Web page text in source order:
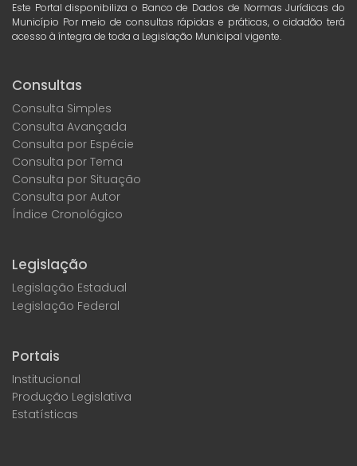
Este Portal disponibiliza o Banco de Dados de Normas Jurídicas do
Município Por meio de consultas rápidas e práticas, o cidadão terá
acesso à íntegra de toda a Legislação Municipal vigente.
Consultas
Consulta Simples
Consulta Avançada
Consulta por Espécie
Consulta por Tema
Consulta por Situação
Consulta por Autor
Índice Cronológico
Legislação
Legislação Estadual
Legislação Federal
Portais
Institucional
Produção Legislativa
Estatísticas